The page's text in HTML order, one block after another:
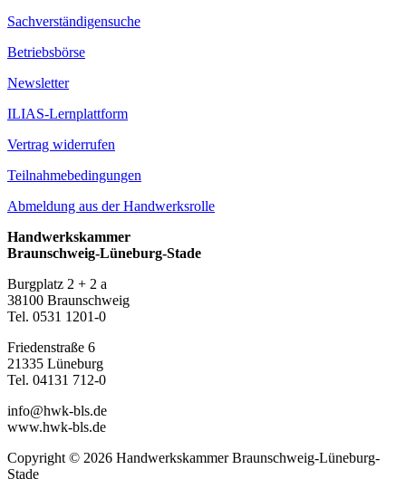
Sachverständigensuche
Betriebsbörse
Newsletter
ILIAS-Lernplattform
Vertrag widerrufen
Teilnahmebedingungen
Abmeldung aus der Handwerksrolle
Handwerkskammer
Braunschweig-Lüneburg-Stade
Burgplatz 2 + 2 a
38100 Braunschweig
Tel. 0531 1201-0
Friedenstraße 6
21335 Lüneburg
Tel. 04131 712-0
info@hwk-bls.de
www.hwk-bls.de
Copyright © 2026 Handwerkskammer Braunschweig-Lüneburg-
Stade